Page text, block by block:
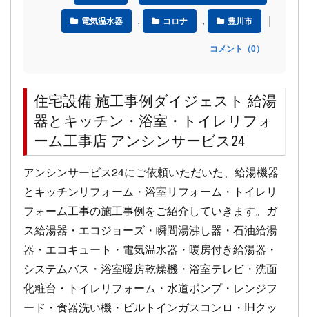
電気温水器 , コロナ , 豊川市 ｜
コメント（0）
住宅設備 施工事例ダイジェスト 給湯
器とキッチン・浴室・トイレリフォ
ーム工事店 アンシンサービス24
アンシンサービス24にご依頼いただいた、給湯機器
とキッチンリフォーム・浴室リフォーム・トイレリ
フォーム工事の施工事例をご紹介していきます。ガ
ス給湯器・エコジョーズ・瞬間湯沸し器・石油給湯
器・エコキュート・電気温水器・暖房付き給湯器・
システムバス・浴室暖房乾燥機・浴室テレビ・洗面
化粧台・トイレリフォーム・水道ポンプ・レンジフ
ード・食器洗い機・ビルトインガスコンロ・IHクッ